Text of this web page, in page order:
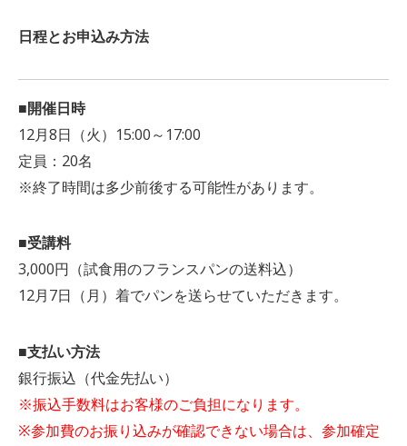
日程とお申込み方法
■開催日時
12月8日（火）15:00～17:00
定員：20名
※終了時間は多少前後する可能性があります。
■受講料
3,000円（試食用のフランスパンの送料込）
12月7日（月）着でパンを送らせていただきます。
■支払い方法
銀行振込（代金先払い）
※振込手数料はお客様のご負担になります。
※参加費のお振り込みが確認できない場合は、参加確定